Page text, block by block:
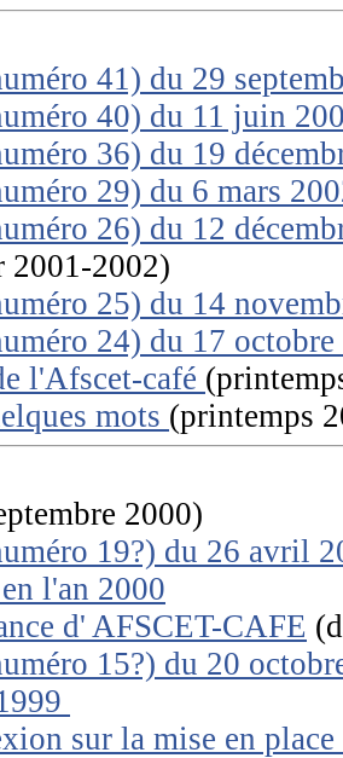
41) du 29
40) du 11 juin
36) du 19
29) du 6 mars
26) du 12
2001-2002)
25) du 14
24) du 17 octobre
l'Afscet-café
mots (printemps
2000)
19?) du 26 avril
l'an 2000
d' AFSCET-CAFE
15?) du 20
sur la mise en